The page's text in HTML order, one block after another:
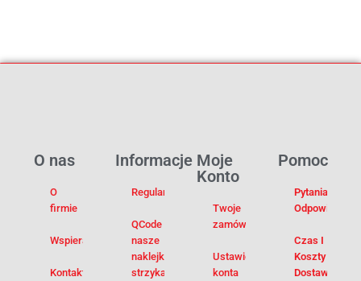
Pomoc
Pytania I
Odpowiedzi
Czas I
Koszty
Dostawy
Moje
Konto
Twoje
zamówienia
Ustawienia
konta
Informacje
Regulamin
QCode –
nasze
naklejki na
strzykawki
O nas
O
firmie
Wspieramy
Kontakt